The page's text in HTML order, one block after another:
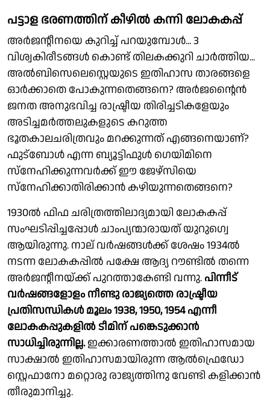
പട്ടാള ഭരണത്തിന് കീഴിൽ കന്നി ലോകകപ്പ്
അർജൻ്റീനയെ കുറിച്ച് പറയുമ്പോൾ... 3
വിശ്വകിരീടങ്ങൾ കൊണ്ട് തിലകക്കുറി ചാർത്തിയ...
അൽബിസെലെസ്റ്റെയുടെ ഇതിഹാസ താരങ്ങളെ
ഓർക്കാതെ പോകുന്നതെങ്ങനെ? അർജൻ്റൈൻ
ജനത അനുഭവിച്ച രാഷ്ട്രീയ തിരിച്ചടികളേയും
അടിച്ചമർത്തലുകളുടെ കറുത്ത
ഭൂതകാലചരിത്രവും മറക്കുന്നത് എങ്ങനെയാണ്?
ഫുട്ബോൾ എന്ന ബ്യൂട്ടിഫുൾ ഗെയിമിനെ
സ്നേഹിക്കുന്നവർക്ക് ഈ ജേഴ്സിയെ
സ്നേഹിക്കാതിരിക്കാൻ കഴിയുന്നതെങ്ങനെ?
1930ൽ ഫിഫ ചരിത്രത്തിലാദ്യമായി ലോകകപ്പ്
സംഘടിപ്പിച്ചപ്പോൾ ചാംപ്യന്മാരായത് യുറുഗ്വെ
ആയിരുന്നു. നാല് വർഷങ്ങൾക്ക് ശേഷം 1934ൽ
നടന്ന ലോകകപ്പിൽ പക്ഷേ ആദ്യ റൗണ്ടിൽ തന്നെ
അർജൻ്റീനയ്ക്ക് പുറത്താകേണ്ടി വന്നു. പിന്നീട്
വർഷങ്ങളോളം നീണ്ടു രാജ്യത്തെ രാഷ്ട്രീയ
പ്രതിസന്ധികൾ മൂലം 1938, 1950, 1954 എന്നീ
ലോകകപ്പുകളിൽ ടീമിന് പങ്കെടുക്കാൻ
സാധിച്ചിരുന്നില്ല.ഇക്കാരണത്താൽ ഇതിഹാസമായ
സാക്ഷാൽ ഇതിഹാസമായിരുന്ന ആൽഫ്രെഡോ
സ്റ്റെഫാനോ മറ്റൊരു രാജ്യത്തിനു വേണ്ടി കളിക്കാൻ
തീരുമാനിച്ചു.